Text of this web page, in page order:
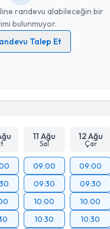
randevu alabileceğin bir
bulunmuyor.
Talep Et
ilişkinAydınlatma Metni
Talebini Gönder
11 Ağu
Sal
12 Ağu
Çar
09:00
09:30
10:00
10:30
09:00
09:30
10:00
10:30